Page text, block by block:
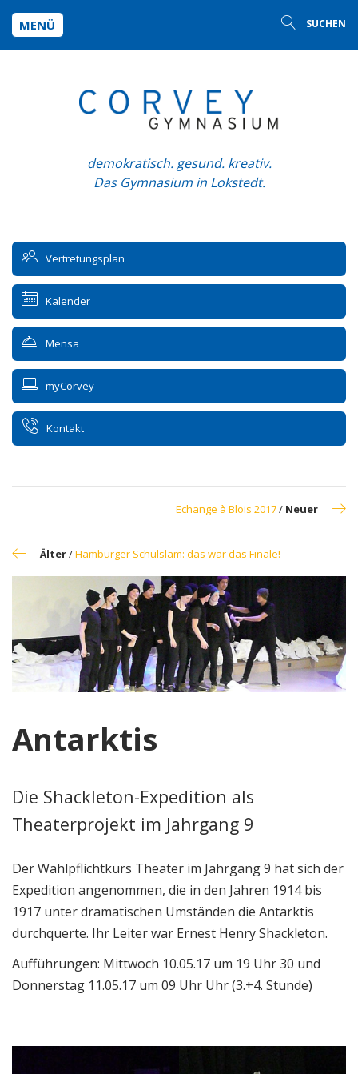
MENÜ SUCHEN
demokratisch. gesund. kreativ.
Das Gymnasium in Lokstedt.
Vertretungsplan
Kalender
Mensa
myCorvey
Kontakt
Echange à Blois 2017/ Neuer
Älter/Hamburger Schulslam: das war das Finale!
Antarktis
Die Shackleton-Expedition als
Theaterprojekt im Jahrgang 9
Der Wahlpflichtkurs Theater im Jahrgang 9 hat sich der
Expedition angenommen, die in den Jahren 1914 bis
1917 unter dramatischen Umständen die Antarktis
durchquerte. Ihr Leiter war Ernest Henry Shackleton.
Aufführungen: Mittwoch 10.05.17 um 19 Uhr 30 und
Donnerstag 11.05.17 um 09 Uhr Uhr (3.+4. Stunde)